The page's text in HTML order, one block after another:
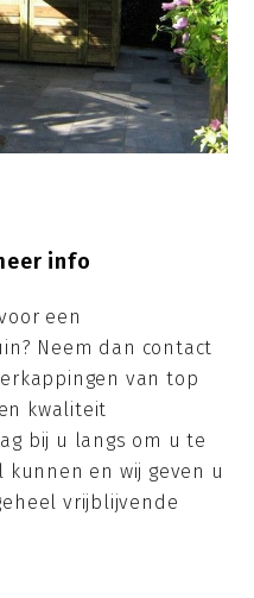
info
een
Neem dan contact
van top
kwaliteit
bij u langs om u te
en wij geven u
vrijblijvende